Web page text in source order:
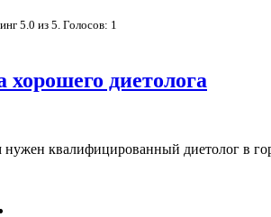
5.0 из 5 . Голосов: 1
хорошего диетолога
квалифицированный диетолог в